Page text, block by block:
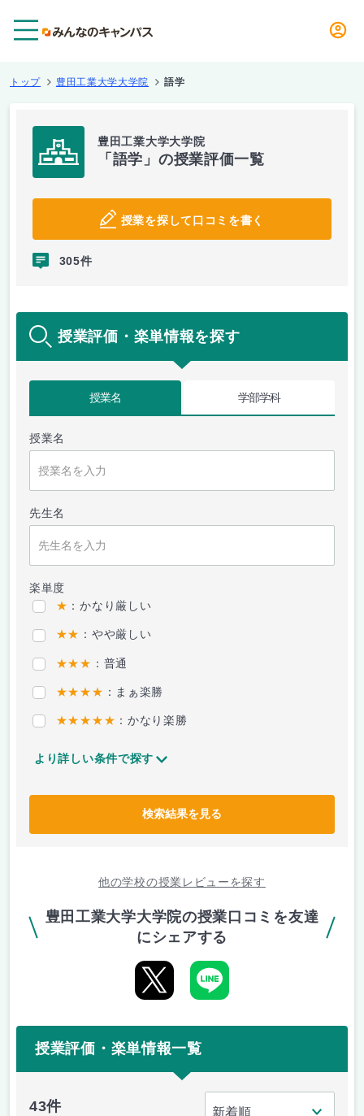
トップ 豊田工業大学大学院 語学
豊田工業大学大学院
「語学」の授業評価一覧
授業を探して口コミを書く
305件
授業評価・楽単情報を探す
授業名 学部学科
授業名
先生名
楽単度
★ ：かなり厳しい
★★ ：やや厳しい
★★★ ：普通
★★★★ ：まぁ楽勝
★★★★★ ：かなり楽勝
より詳しい条件で探す
検索結果を見る
他の学校の授業レビューを探す
豊田工業大学大学院の授業口コミを友達
にシェアする
授業評価・楽単情報一覧
43件